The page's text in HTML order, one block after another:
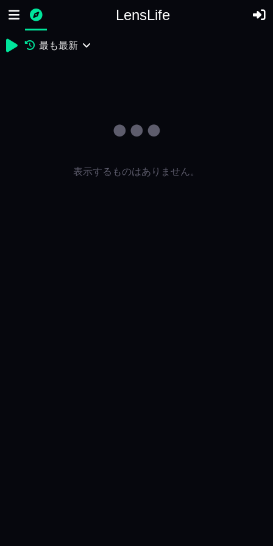
LensLife
最も最新
表示するものはありません。